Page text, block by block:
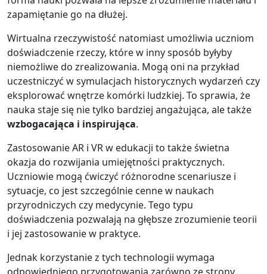
zapamiętanie go na dłużej.
Wirtualna rzeczywistość natomiast umożliwia uczniom
doświadczenie rzeczy, które w inny sposób byłyby
niemożliwe do zrealizowania. Mogą oni na przykład
uczestniczyć w symulacjach historycznych wydarzeń czy
eksplorować wnętrze komórki ludzkiej. To sprawia, że
nauka staje się nie tylko bardziej angażująca, ale także
wzbogacająca i inspirująca.
Zastosowanie AR i VR w edukacji to także świetna
okazja do rozwijania umiejętności praktycznych.
Uczniowie mogą ćwiczyć różnorodne scenariusze i
sytuacje, co jest szczególnie cenne w naukach
przyrodniczych czy medycynie. Tego typu
doświadczenia pozwalają na głębsze zrozumienie teorii
i jej zastosowanie w praktyce.
Jednak korzystanie z tych technologii wymaga